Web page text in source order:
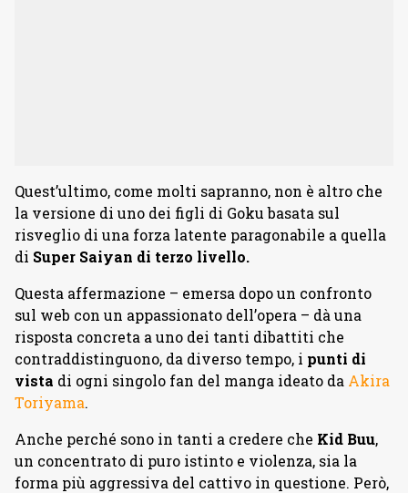
Quest’ultimo, come molti sapranno, non è altro che
la versione di uno dei figli di Goku basata sul
risveglio di una forza latente paragonabile a quella
di Super Saiyan di terzo livello.
Questa affermazione – emersa dopo un confronto
sul web con un appassionato dell’opera – dà una
risposta concreta a uno dei tanti dibattiti che
contraddistinguono, da diverso tempo, i punti di
vista di ogni singolo fan del manga ideato da Akira
Toriyama.
Anche perché sono in tanti a credere che Kid Buu,
un concentrato di puro istinto e violenza, sia la
forma più aggressiva del cattivo in questione. Però,